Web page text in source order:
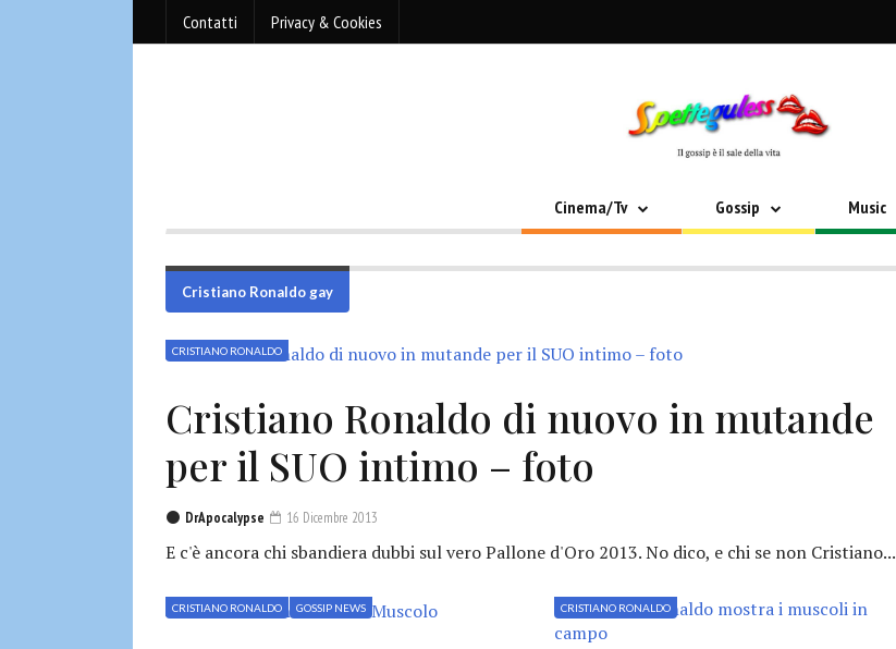
Contatti Privacy & Cookies
Cinema/Tv Gossip Music
Cristiano Ronaldo gay
CRISTIANO RONALDO
Cristiano Ronaldo di nuovo in mutande
per il SUO intimo – foto
DrApocalypse 16 Dicembre 2013
E c'è ancora chi sbandiera dubbi sul vero Pallone d'Oro 2013. No dico, e chi se non Cristiano...
CRISTIANO RONALDO GOSSIP NEWS CRISTIANO RONALDO